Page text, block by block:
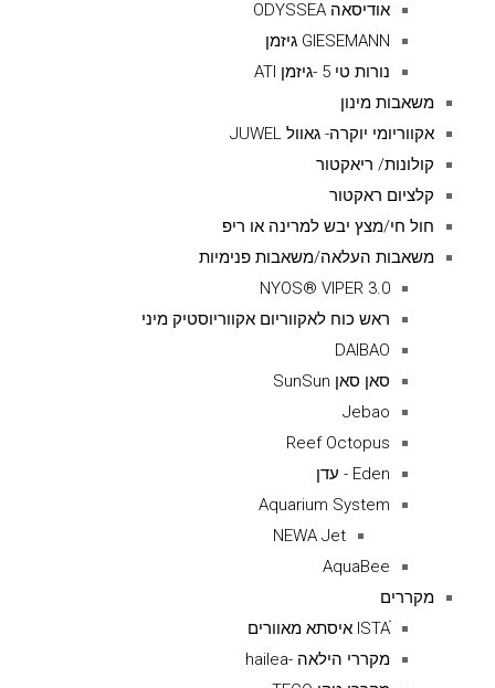
אודיסאה ODYSSEA
GIESEMANN גיזמן
נורות טי 5 -גיזמן ATI
משאבות מינון
אקווריומי יוקרה- גאוול JUWEL
קולונות/ ריאקטור
קלציום ראקטור
חול חי/מצץ יבש למרינה או ריפ
משאבות העלאה/משאבות פנימיות
NYOS® VIPER 3.0
ראש כוח לאקווריום אקווריוסטיק מיני
DAIBAO
סאן סאן SunSun
Jebao
Reef Octopus
Eden - עדן
Aquarium System
NEWA Jet
AquaBee
מקררים
ISTAׁׂ איסתא מאוורים
מקררי הילאה -hailea